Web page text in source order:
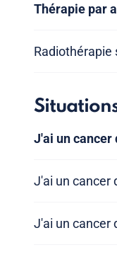
Thérapie par
Radiothérapie
J'ai un cancer
J'ai un cancer
J'ai un cancer